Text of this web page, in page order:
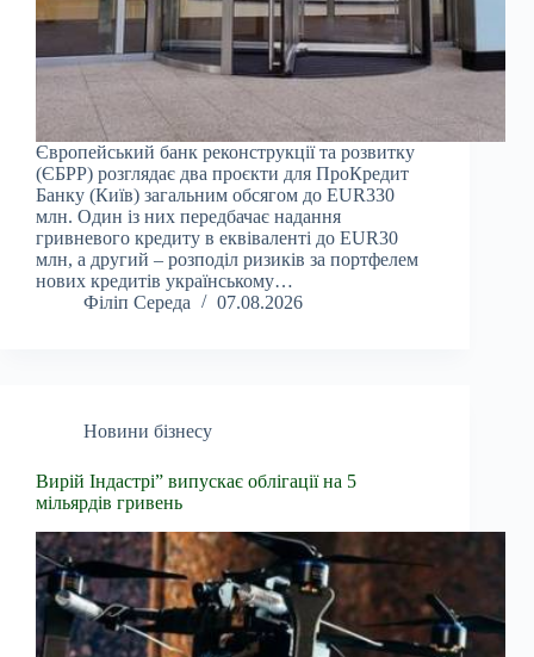
Європейський банк реконструкції та розвитку
(ЄБРР) розглядає два проєкти для ПроКредит
Банку (Київ) загальним обсягом до EUR330
млн. Один із них передбачає надання
гривневого кредиту в еквіваленті до EUR30
млн, а другий – розподіл ризиків за портфелем
нових кредитів українському…
Філіп Середа
07.08.2026
Новини бізнесу
Вирій Індастрі” випускає облігації на 5
мільярдів гривень